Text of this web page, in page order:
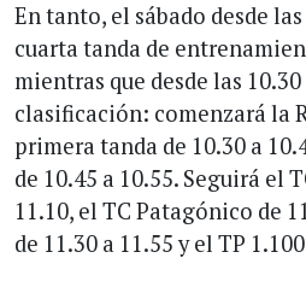
En tanto, el sábado desde
cuarta tanda de
mientras que desde las
clasificación: comenzará la
primera tanda de 10.30 a
de 10.45 a 10.55. Seguirá el
11.10, el TC Patagónico de
de 11.30 a 11.55 y el TP